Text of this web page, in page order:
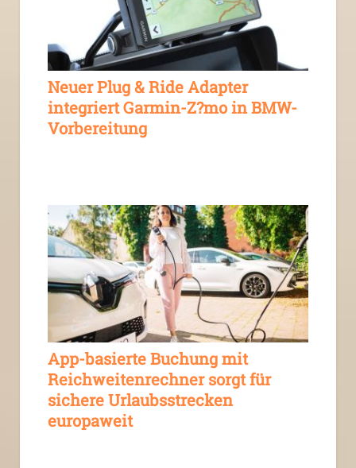
Neuer Plug & Ride Adapter
integriert Garmin-Z?mo in BMW-
Vorbereitung
App-basierte Buchung mit
Reichweitenrechner sorgt für
sichere Urlaubsstrecken
europaweit